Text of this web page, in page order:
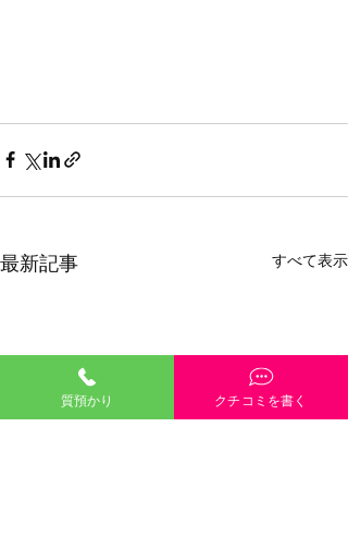
最新記事 すべて表示
質預かり クチコミを書く